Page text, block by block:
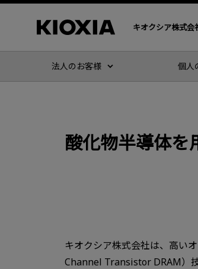
キオクシア株式会
法人のお客様 個人
酸化物半導体を
キオクシア株式会社は、高い
Channel Transistor DRAM）